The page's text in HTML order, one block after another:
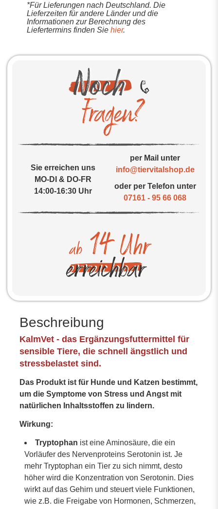
*Für Lieferungen nach Deutschland. Die
Lieferzeiten für andere Länder und die
Informationen zur Berechnung des
Liefertermins finden Sie hier.
Sie erreichen uns
MO-DI & DO-FR
14:00-16:30 Uhr
per Mail unter
info@tiervitalshop.de
oder per Telefon unter
07161 - 95 66 068
Beschreibung
KalmVet - das Ergänzungsfuttermittel für
sensible Tiere, die schnell ängstlich und
stressbelastet sind.
Das Produkt ist für Hunde und Katzen bestimmt,
um die Symptome von Stress und Angst mit
natürlichen Inhaltsstoffen zu lindern.
Wirkung:
Tryptophan ist eine Aminosäure, die ein
Vorläufer des Nervenproteins Serotonin ist. Je
mehr Tryptophan ein Tier zu sich nimmt, desto
höher wird die Konzentration von Serotonin. Dies
wirkt auf das Gehirn und steuert viele Funktionen,
wie z.B. die Freigabe von Hormonen, Schmerzen,